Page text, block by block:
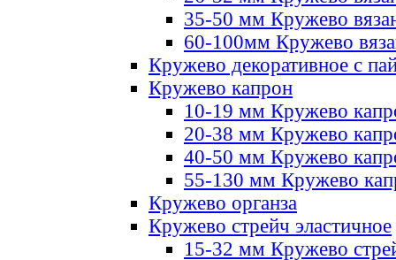
35-50 мм Кружево
60-100мм Кружево
Кружево декоративное с
Кружево капрон
10-19 мм Кружево
20-38 мм Кружево
40-50 мм Кружево
55-130 мм Кружево
Кружево органза
Кружево стрейч эластичное
15-32 мм Кружево